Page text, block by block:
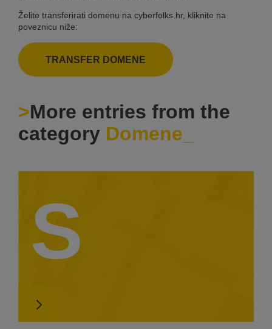
Želite transferirati domenu na cyberfolks.hr, kliknite na
poveznicu niže:
TRANSFER DOMENE
More entries from the
category Domene
S